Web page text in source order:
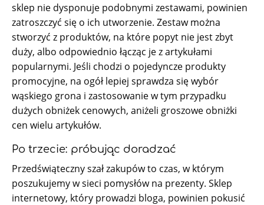
sklep nie dysponuje podobnymi zestawami, powinien
zatroszczyć się o ich utworzenie. Zestaw można
stworzyć z produktów, na które popyt nie jest zbyt
duży, albo odpowiednio łącząc je z artykułami
popularnymi. Jeśli chodzi o pojedyncze produkty
promocyjne, na ogół lepiej sprawdza się wybór
wąskiego grona i zastosowanie w tym przypadku
dużych obniżek cenowych, aniżeli groszowe obniżki
cen wielu artykułów.
Po trzecie: próbując doradzać
Przedświąteczny szał zakupów to czas, w którym
poszukujemy w sieci pomysłów na prezenty. Sklep
internetowy, który prowadzi bloga, powinien pokusić